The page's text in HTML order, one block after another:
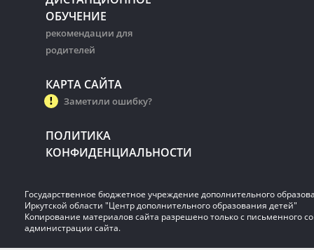
ОБУЧЕНИЕ
рекомендации для
родителей
КАРТА САЙТА
Заметили ошибку?
ПОЛИТИКА
КОНФИДЕНЦИАЛЬНОСТИ
Государственное бюджетное учреждение дополнительного
Иркутской области "Центр дополнительного образования детей"
Копирование материалов сайта разрешено только с письменного
администрации сайта.